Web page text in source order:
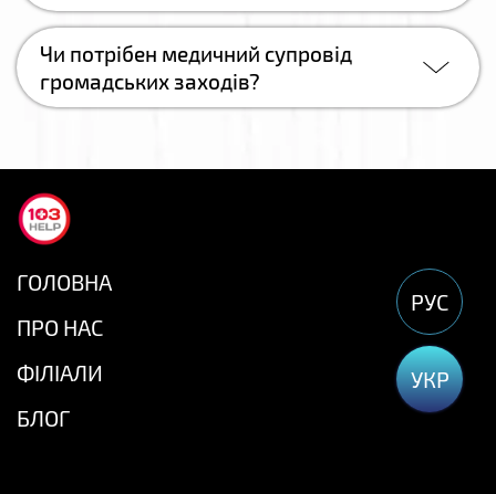
Чи потрібен медичний супровід
громадських заходів?
ГОЛОВНА
ПРО НАС
ФІЛІАЛИ
БЛОГ
РУС
УКР